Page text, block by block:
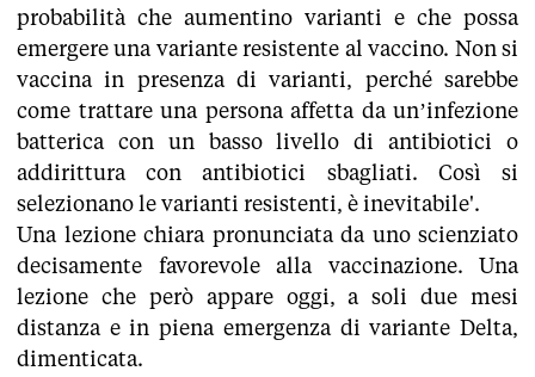
probabilità che aumentino varianti e che possa
emergere una variante resistente al vaccino. Non si
vaccina in presenza di varianti, perché sarebbe
come trattare una persona affetta da un’infezione
batterica con un basso livello di antibiotici o
addirittura con antibiotici sbagliati. Così si
selezionano le varianti resistenti, è inevitabile'.
Una lezione chiara pronunciata da uno scienziato
decisamente favorevole alla vaccinazione. Una
lezione che però appare oggi, a soli due mesi
distanza e in piena emergenza di variante Delta,
dimenticata.